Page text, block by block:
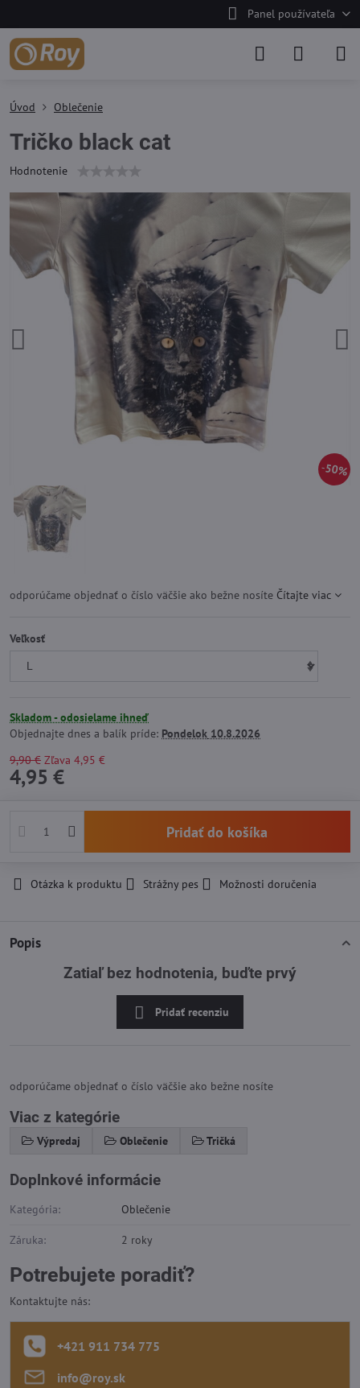
Panel používateľa
50%
Úvod Oblečenie
Tričko black cat
Hodnotenie
odporúčame objednať o číslo väčšie ako bežne nosíte Čítajte viac
Veľkosť
Skladom - odosielame ihneď
Objednajte dnes a balík príde: Pondelok 10.8.2026
9,90 € Zľava 4,95 €
4,95 €
Pridať do košíka
Otázka k produktu Strážny pes Možnosti doručenia
Popis
Zatiaľ bez hodnotenia, buďte prvý
Pridať recenziu
odporúčame objednať o číslo väčšie ako bežne nosíte
Viac z kategórie
Výpredaj Oblečenie Tričká
Doplnkové informácie
Kategória: Oblečenie
Záruka: 2 roky
Potrebujete poradiť?
Kontaktujte nás:
+421 911 734 775
info​@roy​.sk